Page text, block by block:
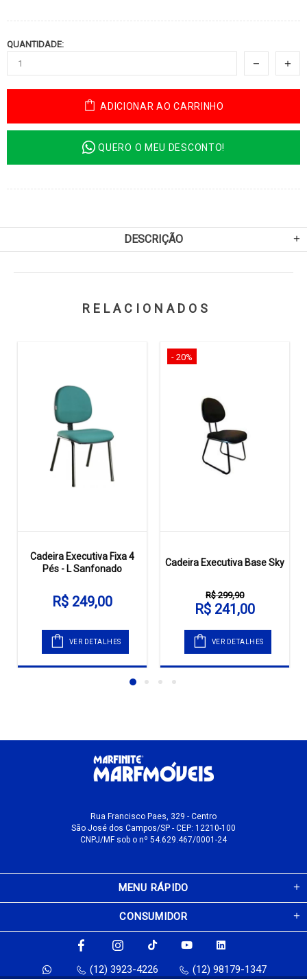
QUANTIDADE:
ADICIONAR AO CARRINHO
QUERO O MEU DESCONTO!
DESCRIÇÃO
RELACIONADOS
Cadeira Executiva Fixa 4
Pés - L Sanfonado
R$ 249,00
VER DETALHES
- 20%
Cadeira Executiva Base Sky
R$ 299,90
R$ 241,00
VER DETALHES
Rua Francisco Paes, 329 - Centro
São José dos Campos/SP - CEP: 12210-100
CNPJ/MF sob o nº 54.629.467/0001-24
MENU RÁPIDO
CONSUMIDOR
(12) 3923-4226 (12) 98179-1347